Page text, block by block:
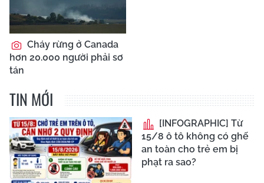
Cháy rừng ở Canada
hơn 20.000 người phải sơ
tán
TIN MỚI
[INFOGRAPHIC] Từ
15/8 ô tô không có ghế
an toàn cho trẻ em bị
phạt ra sao?